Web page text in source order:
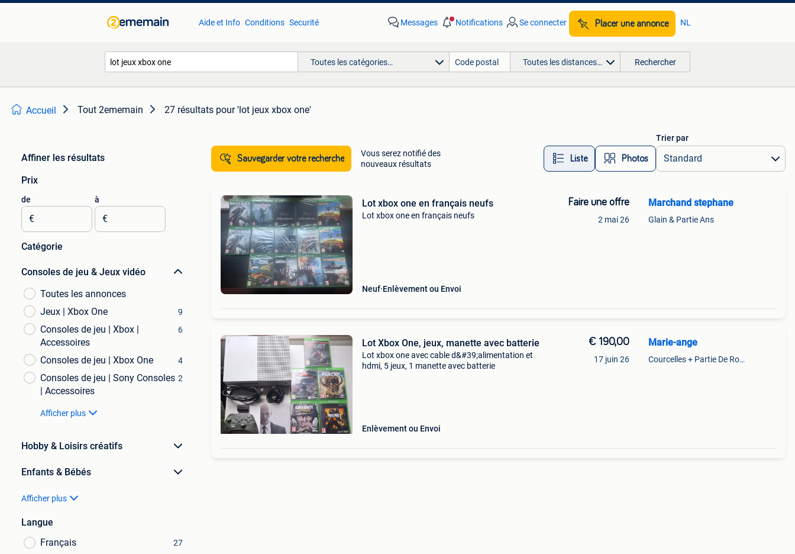
Aide et Info Conditions Securité Messages Notifications Se connecter Placer une annonce NL
Toutes les catégories… Toutes les distances… Rechercher
Accueil Tout 2ememain 27 résultats pour 'lot jeux xbox one'
Affiner les résultats
Prix
de
€
à
€
Catégorie
Consoles de jeu & Jeux vidéo
Toutes les annonces
Jeux | Xbox One
9
Consoles de jeu | Xbox |
Accessoires
6
Consoles de jeu | Xbox One 4
Consoles de jeu | Sony Consoles
| Accessoires
2
Afficher plus
Hobby & Loisirs créatifs
Enfants & Bébés
Afficher plus
Langue
Français
27
Sauvegarder votre recherche
Vous serez notifié des
nouveaux résultats
Liste Photos
Trier par
Lot xbox one en français neufs
Lot xbox one en français neufs
Neuf Enlèvement ou Envoi
Faire une offre
2 mai 26
Marchand stephane
Glain & Partie Ans
Lot Xbox One, jeux, manette avec batterie
Lot xbox one avec cable d&#39;alimentation et
hdmi, 5 jeux, 1 manette avec batterie
Enlèvement ou Envoi
€ 190,00
17 juin 26
Marie-ange
Courcelles + Partie De Roux